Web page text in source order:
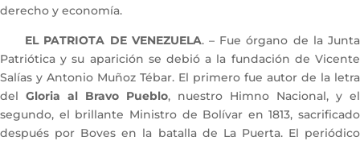
derecho y economía.
EL PATRIOTA DE VENEZUELA. – Fue órgano de la Junta
Patriótica y su aparición se debió a la fundación de Vicente
Salías y Antonio Muñoz Tébar. El primero fue autor de la letra
del Gloria al Bravo Pueblo, nuestro Himno Nacional, y el
segundo, el brillante Ministro de Bolívar en 1813, sacrificado
después por Boves en la batalla de La Puerta. El periódico